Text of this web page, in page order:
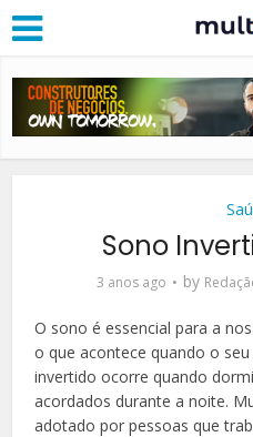
Sono
3 anos ago by
O sono é essencial para a
o que acontece quando o
invertido ocorre quando
acordados durante a noite.
adotado por pessoas que